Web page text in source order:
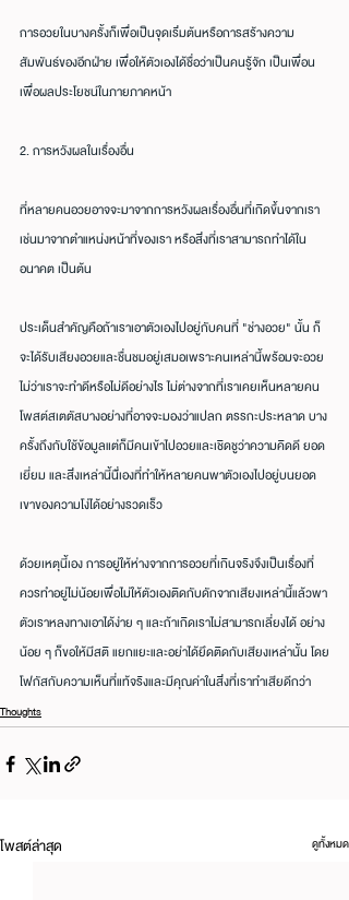
การอวยในบางครั้งก็เพื่อเป็นจุดเริ่มต้นหรือการสร้างความ
สัมพันธ์ของอีกฝ่าย เพื่อให้ตัวเองได้ชื่อว่าเป็นคนรู้จัก เป็นเพื่อน
เพื่อผลประโยชน์ในภายภาคหน้า
2. การหวังผลในเรื่องอื่น
ที่หลายคนอวยอาจจะมาจากการหวังผลเรื่องอื่นที่เกิดขึ้นจากเรา
เช่นมาจากตำแหน่งหน้าที่ของเรา หรือสิ่งที่เราสามารถทำได้ใน
อนาคต เป็นต้น
ประเด็นสำคัญคือถ้าเราเอาตัวเองไปอยู่กับคนที่ "ช่างอวย" นั้น ก็
จะได้รับเสียงอวยและชื่นชมอยู่เสมอเพราะคนเหล่านี้พร้อมจะอวย
ไม่ว่าเราจะทำดีหรือไม่ดีอย่างไร ไม่ต่างจากที่เราเคยเห็นหลายคน
โพสต์สเตตัสบางอย่างที่อาจจะมองว่าแปลก ตรรกะประหลาด บาง
ครั้งถึงกับใช้ข้อมูลแต่ก็มีคนเข้าไปอวยและเชิดชูว่าความคิดดี ยอด
เยี่ยม และสิ่งเหล่านี้นี่้เองที่ทำให้หลายคนพาตัวเองไปอยู่บนยอด
เขาของความโง่ได้อย่างรวดเร็ว
ด้วยเหตุนี้เอง การอยู่ให้ห่างจากการอวยที่เกินจริงจึงเป็นเรื่องที่
ควรทำอยู่ไม่น้อยเพื่อไม่ให้ตัวเองติดกับดักจากเสียงเหล่านี้แล้วพา
ตัวเราหลงทางเอาได้ง่าย ๆ และถ้าเกิดเราไม่สามารถเลี่ยงได้ อย่าง
น้อย ๆ ก็ขอให้มีสติ แยกแยะและอย่าได้ยึดติดกับเสียงเหล่านั้น โดย
โฟกัสกับความเห็นที่แท้จริงและมีคุณค่าในสิ่งที่เราทำเสียดีกว่า
Thoughts
โพสต์ล่าสุด ดูทั้งหมด